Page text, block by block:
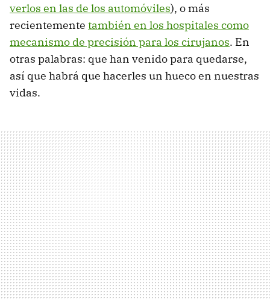
verlos en las de los automóviles), o más
recientemente también en los hospitales como
mecanismo de precisión para los cirujanos. En
otras palabras: que han venido para quedarse,
así que habrá que hacerles un hueco en nuestras
vidas.